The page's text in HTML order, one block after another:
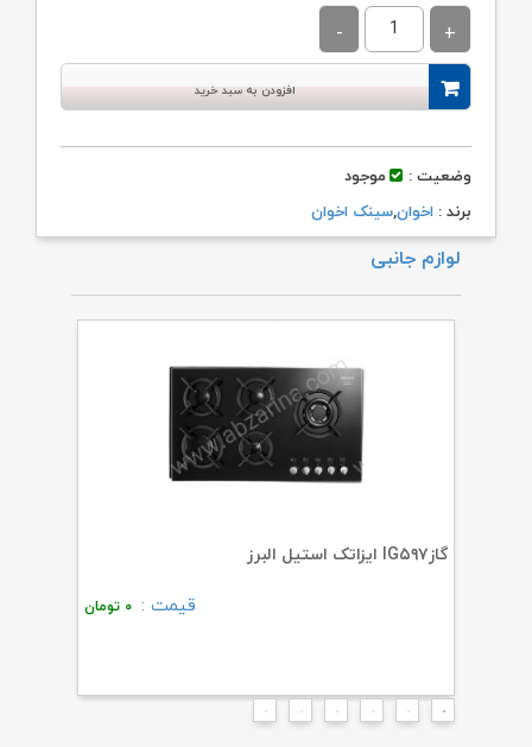
افزودن به سبد خرید
وضعیت :
موجود
برند : اخوان,سینک اخوان
لوازم جانبی
گازIG۵۹۷ ایزاتک استیل البرز
قیمت : ۰ تومان